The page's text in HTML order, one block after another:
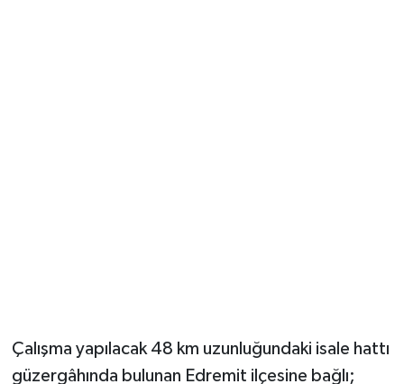
Çalışma yapılacak 48 km uzunluğundaki isale hattı
güzergâhında bulunan Edremit ilçesine bağlı;